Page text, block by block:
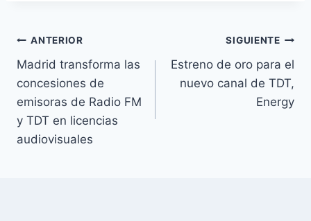
Navegación
de
entradas
ANTERIOR
Madrid transforma las
concesiones de
emisoras de Radio FM
y TDT en licencias
audiovisuales
SIGUIENTE
Estreno de oro para el
nuevo canal de TDT,
Energy